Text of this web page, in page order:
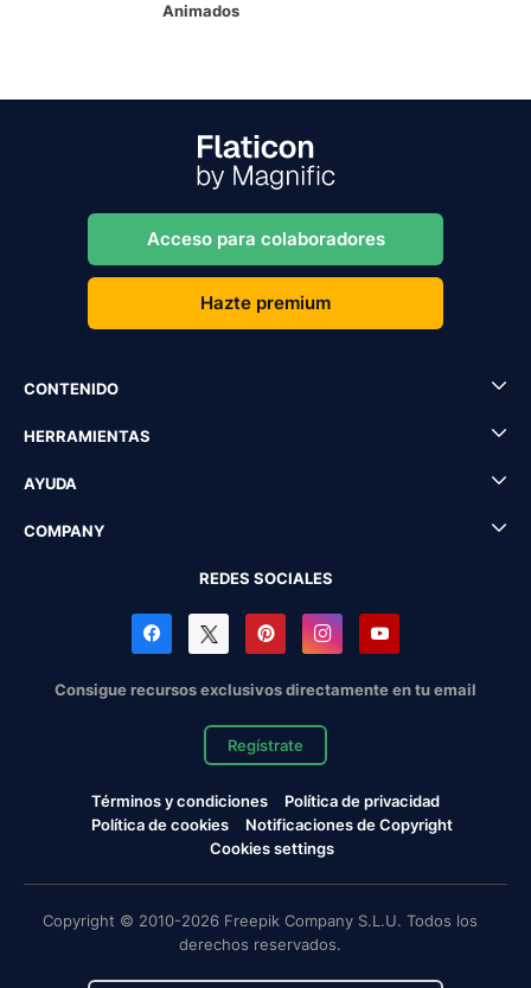
Animados
Acceso para colaboradores
Hazte premium
CONTENIDO
HERRAMIENTAS
AYUDA
COMPANY
REDES SOCIALES
Consigue recursos exclusivos directamente en tu email
Regístrate
Términos y condiciones
Política de privacidad
Política de cookies
Notificaciones de Copyright
Cookies settings
Copyright © 2010-2026 Freepik Company S.L.U. Todos los
derechos reservados.